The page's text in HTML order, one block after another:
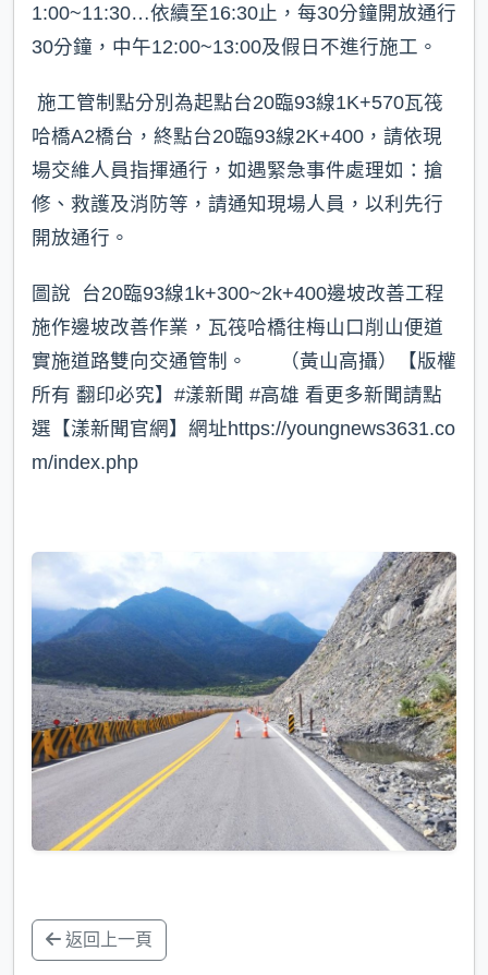
1:00~11:30…依續至16:30止，每30分鐘開放通行
30分鐘，中午12:00~13:00及假日不進行施工。
施工管制點分別為起點台20臨93線1K+570瓦筏
哈橋A2橋台，終點台20臨93線2K+400，請依現
場交維人員指揮通行，如遇緊急事件處理如：搶
修、救護及消防等，請通知現場人員，以利先行
開放通行。
圖說 台20臨93線1k+300~2k+400邊坡改善工程
施作邊坡改善作業，瓦筏哈橋往梅山口削山便道
實施道路雙向交通管制。 （黃山高攝）【版權
所有 翻印必究】#漾新聞 #高雄 看更多新聞請點
選【漾新聞官網】網址https://youngnews3631.co
m/index.php
返回上一頁